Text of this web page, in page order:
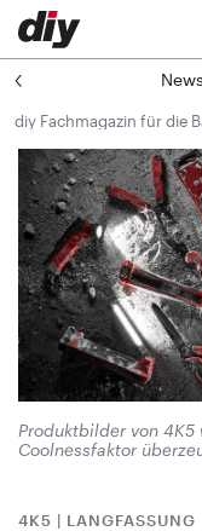
News
diy Fachmagazin für die
Produktbilder von
Coolnessfaktor
4K5 | LANGFASSUNG